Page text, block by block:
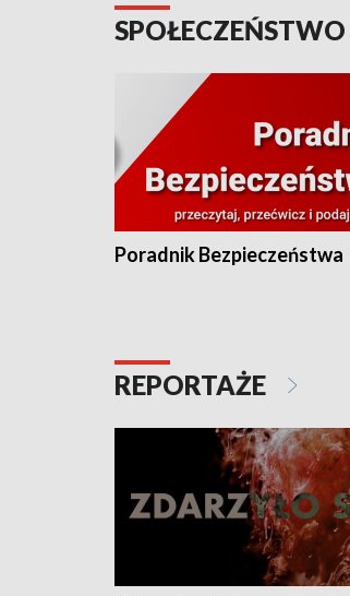
SPOŁECZEŃSTWO
Poradnik Bezpieczeństwa
REPORTAŻE